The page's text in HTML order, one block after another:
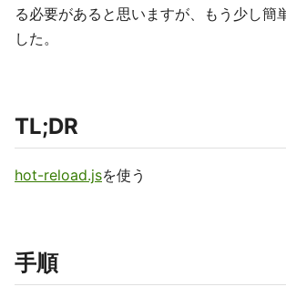
る必要があると思いますが、もう少し簡
した。
TL;DR
hot-reload.jsを使う
手順